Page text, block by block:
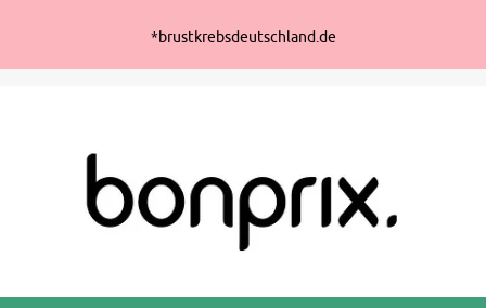
*brustkrebsdeutschland.de